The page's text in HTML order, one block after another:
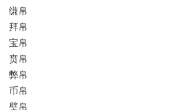
缣帛
拜帛
宝帛
贲帛
弊帛
币帛
璧帛